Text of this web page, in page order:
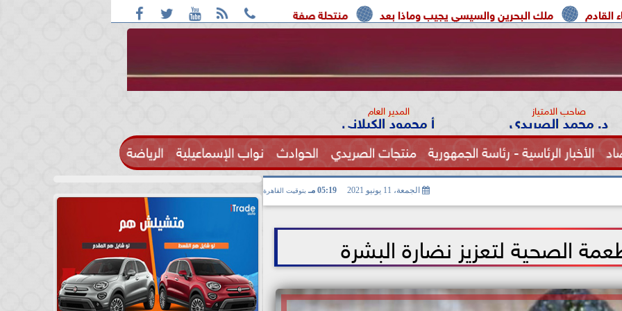
    
منتحلة صفة صحفية تعترف: واقعة التحرش مزعومة بسبب خلافات على الأجرة البحرين والسيسي يجيب وماذا بعد
صاحب الامتياز
د. محمد الصريدي المدير العام
أ محمود الكيلاني
الأخبار الرئاسية - رئاسة الجمهورية منتجات الصريدي الحوادث نواب الإسماعيلية الرياضة
الصحة الجمعة، 11 يونيو 2021 05:19 مـ بتوقيت القاهرة
الصحية لتعزيز نضارة البشرة